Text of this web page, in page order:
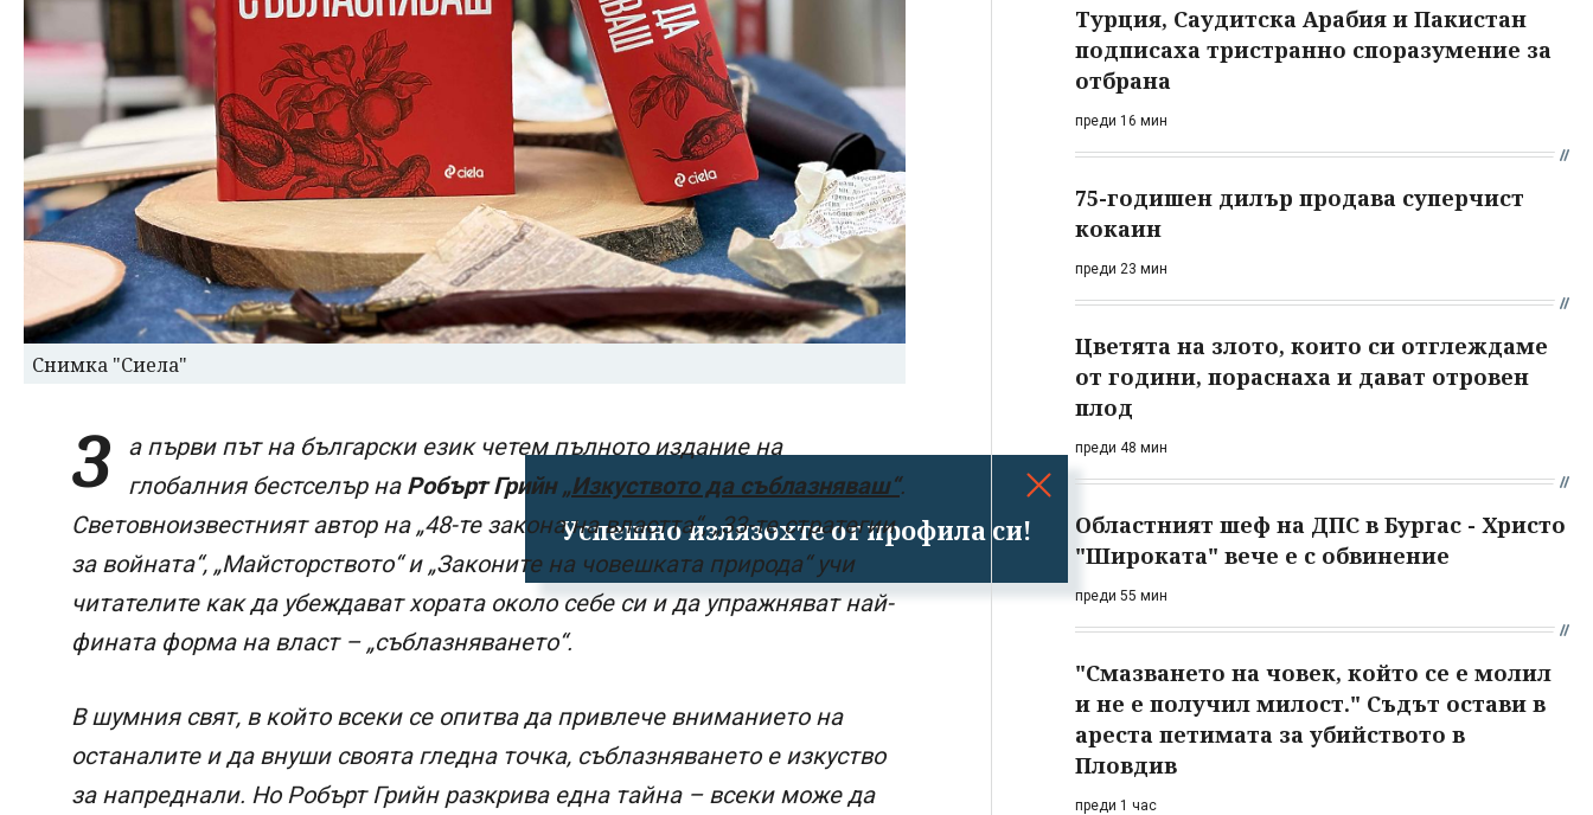
Успешно излязохте от профила си!
Снимка "Сиела"
З
а първи път на български език четем пълното издание на
глобалния бестселър на Робърт Грийн „Изкуството да съблазняваш“.
Световноизвестният автор на „48-те закона на властта“, „33-те стратегии
за войната“, „Майсторството“ и „Законите на човешката природа“ учи
читателите как да убеждават хората около себе си и да упражняват най-
фината форма на власт – „съблазняването“.
В шумния свят, в който всеки се опитва да привлече вниманието на
останалите и да внуши своята гледна точка, съблазняването е изкуство
за напреднали. Но Робърт Грийн разкрива една тайна – всеки може да
Турция, Саудитска Арабия и Пакистан
подписаха тристранно споразумение за
отбрана
преди 16 мин
75-годишен дилър продава суперчист
кокаин
преди 23 мин
Цветята на злото, които си отглеждаме
от години, пораснаха и дават отровен
плод
преди 48 мин
Областният шеф на ДПС в Бургас - Христо
"Широката" вече е с обвинение
преди 55 мин
"Смазването на човек, който се е молил
и не е получил милост." Съдът остави в
ареста петимата за убийството в
Пловдив
преди 1 час